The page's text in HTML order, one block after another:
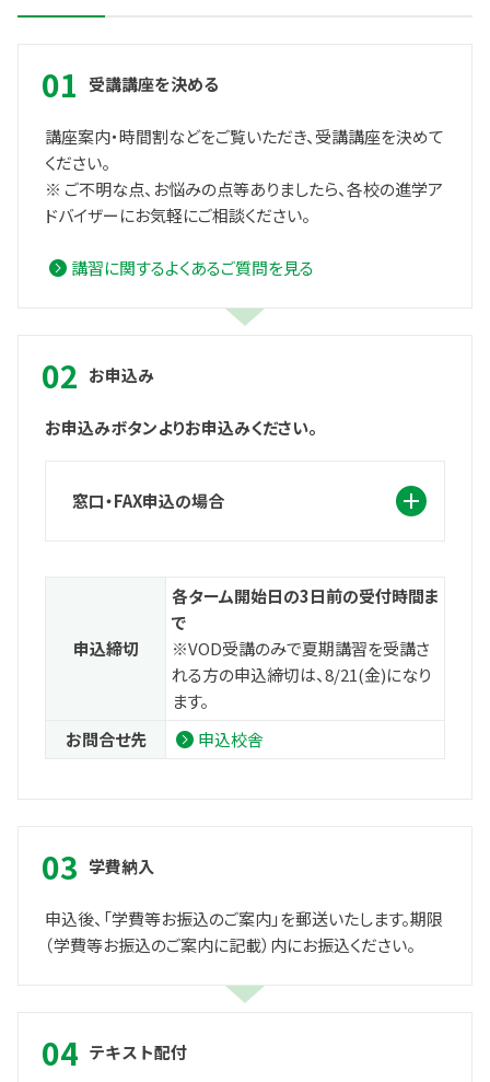
受講講座を決める
講座案内・時間割などをご覧いただき、受講講座を決めて
ください。
※ ご不明な点、お悩みの点等ありましたら、各校の進学ア
ドバイザーにお気軽にご相談ください。
講習に関するよくあるご質問を見る
お申込み
お申込みボタンよりお申込みください。
窓口・FAX申込の場合
申込締切
各ターム開始日の3日前の受付時間ま
で
※VOD受講のみで夏期講習を受講さ
れる方の申込締切は、8/21(金)になり
ます。
お問合せ先
申込校舎
学費納入
申込後、「学費等お振込のご案内」を郵送いたします。期限
（学費等お振込のご案内に記載）内にお振込ください。
テキスト配付